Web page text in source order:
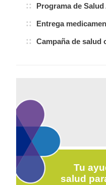
Programa de
Entrega
Campaña de salud
Tu
salud